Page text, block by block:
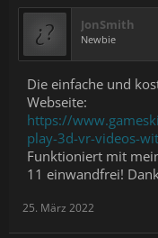
JonSmith
Newbie
Die einfache und
Webseite:
https://
play-3d-vr-videos-
Funktioniert mit
11 einwandfrei!
25. März 2022